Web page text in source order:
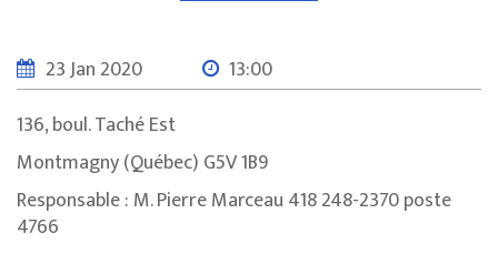
23 Jan 2020
13:00
136, boul. Taché Est
Montmagny (Québec) G5V 1B9
Responsable : M. Pierre Marceau 418 248-2370 poste
4766